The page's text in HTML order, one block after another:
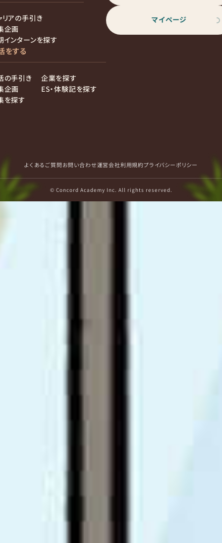
リアの手引き
企画
インターンを探す
をする
の手引き
企画
を探す
企業を探す
ES・体験記を探す
マイページ
よくあるご質問お問い合わせ運営会社利用規約プライバシーポリシー
© Concord Academy Inc. All rights reserved.